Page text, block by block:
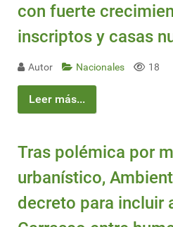
con fuerte
inscriptos y casas
Autor Nacionales 18
Leer más...
Tras polémica por
urbanístico,
decreto para incluir